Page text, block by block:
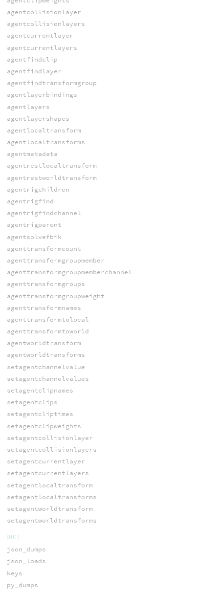
agentcollisionlayer
agentcollisionlayers
agentcurrentlayer
agentcurrentlayers
agentfindclip
agentfindlayer
agentfindtransformgroup
agentlayerbindings
agentlayers
agentlayershapes
agentlocaltransform
agentlocaltransforms
agentmetadata
agentrestlocaltransform
agentrestworldtransform
agentrigchildren
agentrigfind
agentrigfindchannel
agentrigparent
agentsolvefbik
agenttransformcount
agenttransformgroupmember
agenttransformgroupmemberchannel
agenttransformgroups
agenttransformgroupweight
agenttransformnames
agenttransformtolocal
agenttransformtoworld
agentworldtransform
agentworldtransforms
setagentchannelvalue
setagentchannelvalues
setagentclipnames
setagentclips
setagentcliptimes
setagentclipweights
setagentcollisionlayer
setagentcollisionlayers
setagentcurrentlayer
setagentcurrentlayers
setagentlocaltransform
setagentlocaltransforms
setagentworldtransform
setagentworldtransforms
DICT
json_dumps
json_loads
keys
py_dumps